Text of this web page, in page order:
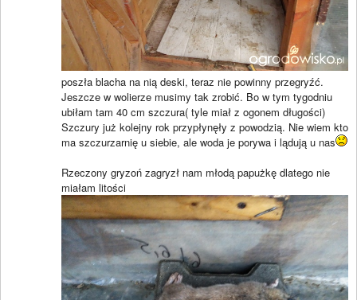
poszła blacha na nią deski, teraz nie powinny przegryźć.
Jeszcze w wolierze musimy tak zrobić. Bo w tym tygodniu
ubiłam tam 40 cm szczura( tyle miał z ogonem długości)
Szczury już kolejny rok przypłynęły z powodzią. Nie wiem kto
ma szczurzarnię u siebie, ale woda je porywa i lądują u nas
Rzeczony gryzoń zagryzł nam młodą papużkę dlatego nie
miałam litości